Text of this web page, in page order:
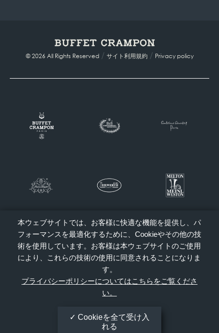
© 2026 All Rights Reserved/ サイト利用規約/ Privacy policy
本ウェブサイトでは、お客様に快適な機能を提供し、パ
フォーマンスを最適化するために、Cookieやその他の技
術を使用しています。お客様は本ウェブサイトのご使用
により、これらの技術の使用に同意されることになりま
す。
プライバシーポリシーについてはこちらをご覧くださ
い。
Cookieを全て受け入
れる